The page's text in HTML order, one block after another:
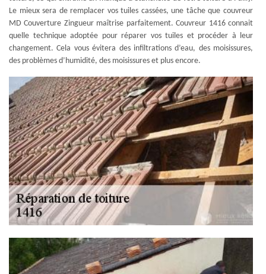
Le mieux sera de remplacer vos tuiles cassées, une tâche que couvreur
MD Couverture Zingueur maîtrise parfaitement. Couvreur 1416 connait
quelle technique adoptée pour réparer vos tuiles et procéder à leur
changement. Cela vous évitera des infiltrations d’eau, des moisissures,
des problèmes d’humidité, des moisissures et plus encore.